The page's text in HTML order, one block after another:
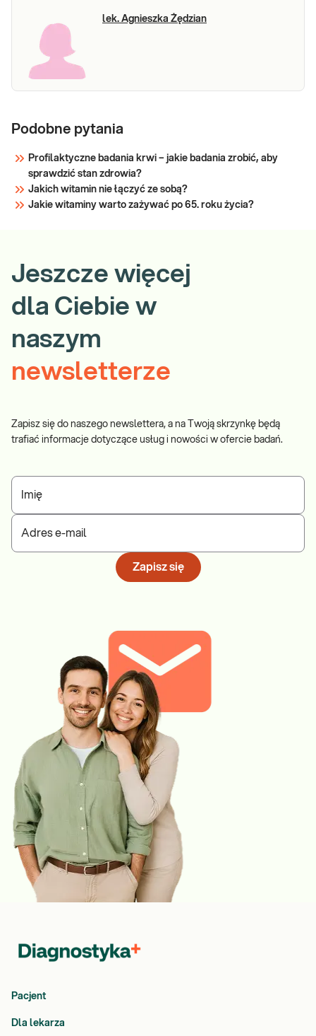
lek. Agnieszka Żędzian
Podobne pytania
Profilaktyczne badania krwi – jakie badania zrobić, aby
sprawdzić stan zdrowia?
Jakich witamin nie łączyć ze sobą?
Jakie witaminy warto zażywać po 65. roku życia?
Jeszcze więcej
dla Ciebie w
naszym
newsletterze
Zapisz się do naszego newslettera, a na Twoją skrzynkę będą
trafiać informacje dotyczące usług i nowości w ofercie badań.
Imię
Adres e-mail
Zapisz się
Pacjent
Dla lekarza